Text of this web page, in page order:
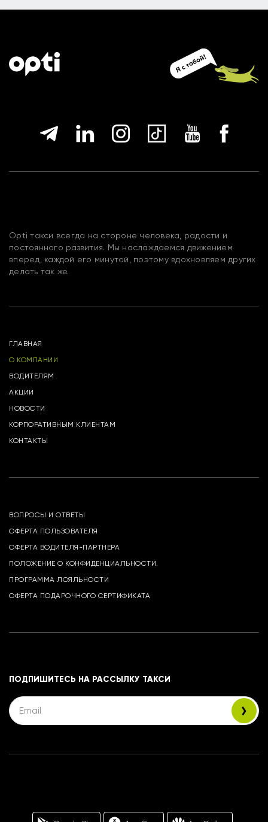
Opti такси всегда на стороне человека, радости и
постоянного развития. Мы наслаждаемся движением
вперед, каждой его минутой, поэтому вдохновляем других
делать так же.
ГЛАВНАЯ
О КОМПАНИИ
ВОДИТЕЛЯМ
АКЦИИ
НОВОСТИ
КОРПОРАТИВНЫМ КЛИЕНТАМ
КОНТАКТЫ
ВОПРОСЫ И ОТВЕТЫ
ОФЕРТА ПОЛЬЗОВАТЕЛЯ
ОФЕРТА ВОДИТЕЛЯ-ПАРТНЕРА
ПОЛОЖЕНИЕ О КОНФИДЕНЦИАЛЬНОСТИ.
ПРОГРАММА ЛОЯЛЬНОСТИ
ОФЕРТА ПОДАРОЧНОГО СЕРТИФИКАТА
ПОДПИШИТЕСЬ НА РАССЫЛКУ ТАКСИ